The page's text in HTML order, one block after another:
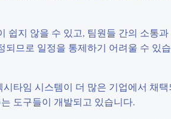
쉽지 않을 수 있고, 팀원들 간의 소통
되므로 일정을 통제하기 어려울 수 있
타임 시스템이 더 많은 기업에서 채
도구들이 개발되고 있습니다.